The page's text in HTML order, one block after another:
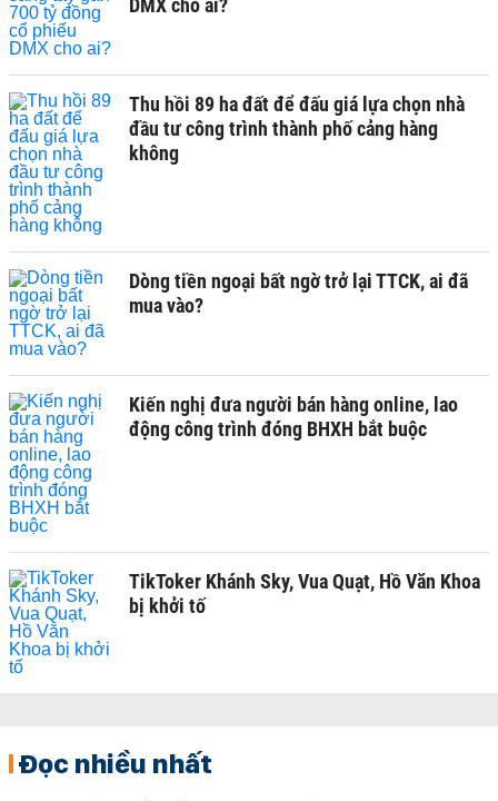
DMX cho ai?
Thu hồi 89 ha đất để đấu giá lựa chọn nhà
đầu tư công trình thành phố cảng hàng
không
Dòng tiền ngoại bất ngờ trở lại TTCK, ai đã
mua vào?
Kiến nghị đưa người bán hàng online, lao
động công trình đóng BHXH bắt buộc
TikToker Khánh Sky, Vua Quạt, Hồ Văn Khoa
bị khởi tố
Đọc nhiều nhất